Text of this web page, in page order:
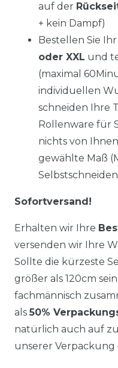
auf der
+ kein Dampf)
Bestellen Sie Ihr
oder XXL und
(maximal
individuellen
schneiden Ihre
Rollenware für
nichts von
gewählte Maß
Sofortversand!
Erhalten wir Ihre
versenden wir Ihre
Sollte die kürzeste
größer als 120cm
fachmännisch
als 50%
natürlich auch auf
unserer Verpackung